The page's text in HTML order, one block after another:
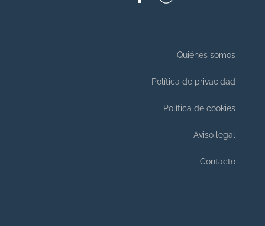
Quiénes somos
Política de privacidad
Política de cookies
Aviso legal
Contacto